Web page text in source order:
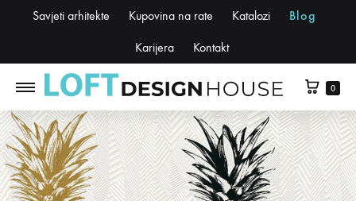
Savjeti arhitekte Kupovina na rate Katalozi Blog
Karijera Kontakt
0